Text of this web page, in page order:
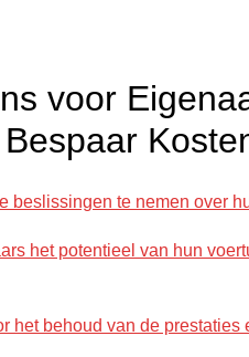
voor
beslissingen te nemen over
het potentieel van hun
het behoud van de prestaties